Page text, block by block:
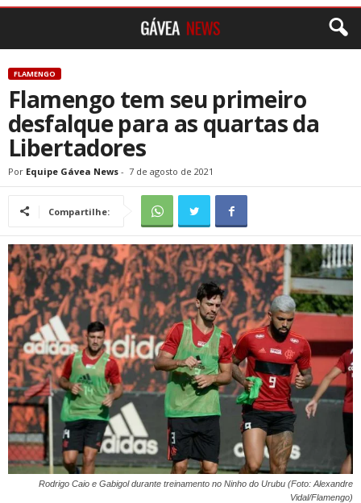
FLAMENGO
Flamengo tem seu primeiro
desfalque para as quartas da
Libertadores
Por Equipe Gávea News - 7 de agosto de 2021
Compartilhe:
Rodrigo Caio e Gabigol durante treinamento no Ninho do Urubu (Foto: Alexandre
Vidal/Flamengo)